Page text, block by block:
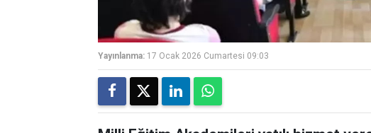
Yayınlanma: 17 Ocak 2026 Cumartesi 09:03